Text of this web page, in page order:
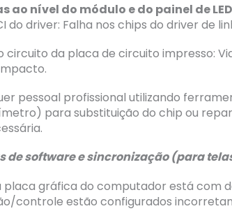
ao nível do módulo e do painel de LED
do driver: Falha nos chips do driver de
circuito da placa de circuito impresso:
pessoal profissional utilizando
para substituição do chip ou
de software e sincronização (para
placa gráfica do computador está com
controle estão configurados